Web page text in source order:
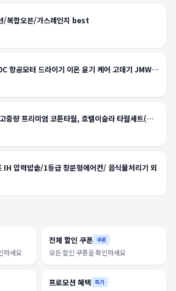
/복합오븐/가스레인지 best
항공모터 드라이기 이온 윤기 케어 고데기 JMW
중량 프리미엄 코튼타월, 호텔이슬라 타월세트(선
IH 압력밥솥/1등급 창문형에어컨/ 음식물처리기 외
하세요
전체 할인 쿠폰 쿠폰
모든 할인 쿠폰을 확인하세요
프로모션 혜택 특가